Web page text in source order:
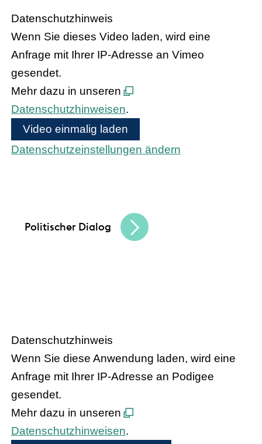
Datenschutzhinweis
Wenn Sie dieses Video laden, wird eine
Anfrage mit Ihrer IP-Adresse an Vimeo
gesendet.
Mehr dazu in unseren
Datenschutzhinweisen.
Video einmalig laden
Datenschutzeinstellungen ändern
Politischer Dialog
Datenschutzhinweis
Wenn Sie diese Anwendung laden, wird eine
Anfrage mit Ihrer IP-Adresse an Podigee
gesendet.
Mehr dazu in unseren
Datenschutzhinweisen.